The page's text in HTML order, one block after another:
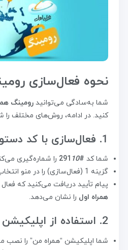
نحوه فعال‌سازی
شما به‌سادگی می‌توانید رومینگ
کنید. در ادامه، روش‌های مختلف
1. فعال‌سازی با کد دستوری
شما کد #291
10
را شماره‌گیری
گزینه 1 (فعال‌سازی) را در منو انتخاب می‌کنید.
پیام تأیید دریافت می‌کنید که
همراه اول را نشان می‌دهد.
2. استفاده از اپلیکیشن همراه من
شما اپلیکیشن “همراه من” را نصب